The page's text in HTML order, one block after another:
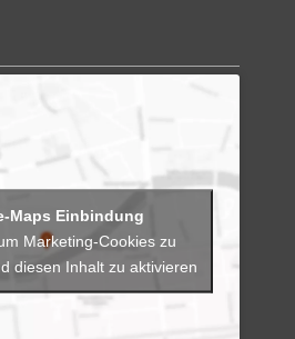
Marketing-Cookies zu
diesen Inhalt zu aktivieren